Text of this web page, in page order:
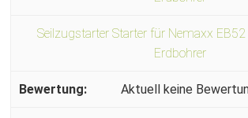
Seilzugstarter Starter für Nemaxx
Erdbohrer
Aktuell keine